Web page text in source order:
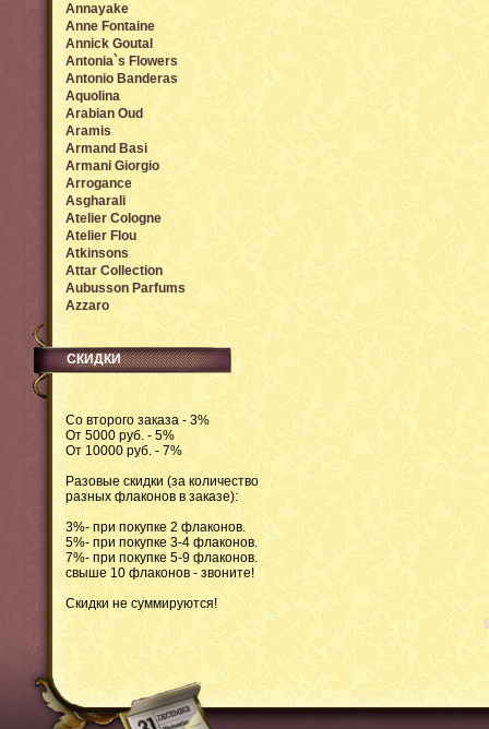
Annayake
Anne Fontaine
Annick Goutal
Antonia`s Flowers
Antonio Banderas
Aquolina
Arabian Oud
Aramis
Armand Basi
Armani Giorgio
Arrogance
Asgharali
Atelier Cologne
Atelier Flou
Atkinsons
Attar Collection
Aubusson Parfums
Azzaro
СКИДКИ
Со второго заказа - 3%
От 5000 руб. - 5%
От 10000 руб. - 7%
Разовые скидки (за количество
разных флаконов в заказе):
3%- при покупке 2 флаконов.
5%- при покупке 3-4 флаконов.
7%- при покупке 5-9 флаконов.
свыше 10 флаконов - звоните!
Скидки не суммируются!